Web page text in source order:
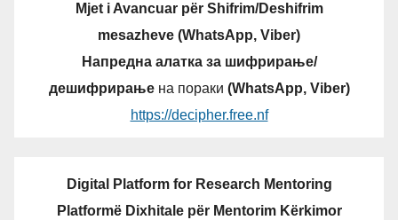
Mjet i Avancuar për Shifrim/Deshifrim
mesazheve (WhatsApp, Viber)
Напредна алатка за шифрирање/
дешифрирањена пораки (WhatsApp, Viber)
https://decipher.free.nf
Digital Platform for Research Mentoring
Platformë Dixhitale për Mentorim Kërkimor